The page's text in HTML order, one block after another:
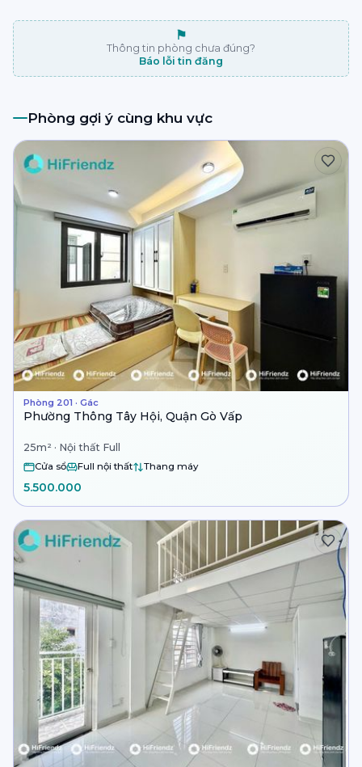
⚑
Thông tin phòng chưa đúng?
Báo lỗi tin đăng
Phòng gợi ý cùng khu vực
Phòng 201 · Gác
Phường Thông Tây Hội, Quận Gò Vấp
25m² · Nội thất Full
Cửa sổ Full nội thất Thang máy
5.500.000